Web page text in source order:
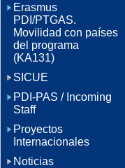
Erasmus
PDI/PTGAS.
Movilidad con países
del programa
(KA131)
SICUE
PDI-PAS / Incoming
Staff
Proyectos
Internacionales
Noticias